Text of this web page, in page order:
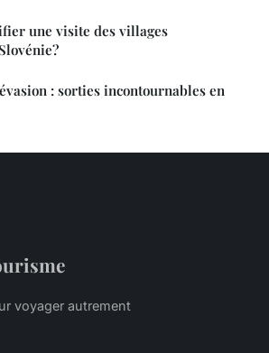
une visite des villages
: sorties incontournables en
voyager autrement